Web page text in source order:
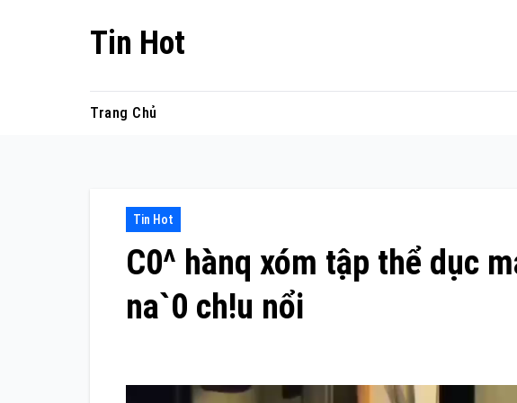
Tin Hot
Trang Chủ
Tin Hot
C0^ hànq xóm tập thể dục
na`0 ch!u nổi